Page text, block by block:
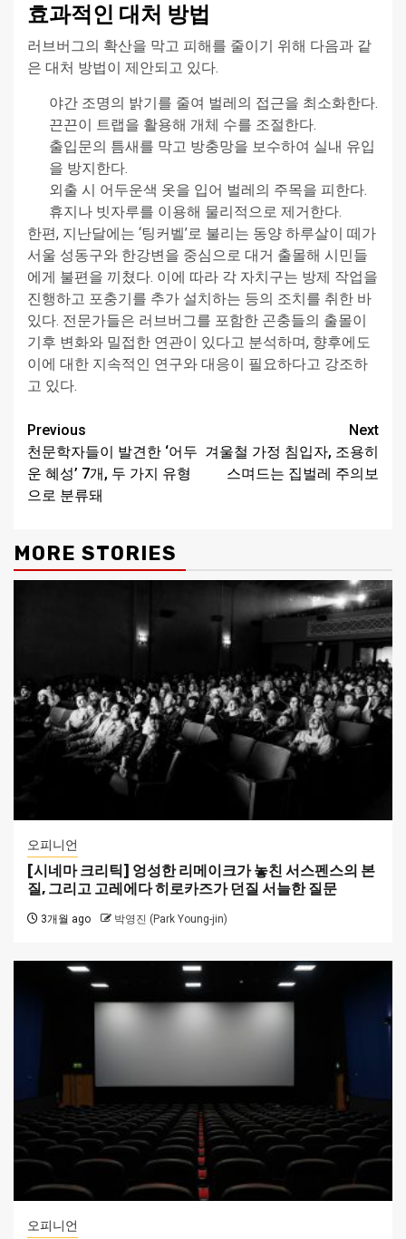
효과적인 대처 방법
러브버그의 확산을 막고 피해를 줄이기 위해 다음과 같
은 대처 방법이 제안되고 있다.
야간 조명의 밝기를 줄여 벌레의 접근을 최소화한다.
끈끈이 트랩을 활용해 개체 수를 조절한다.
출입문의 틈새를 막고 방충망을 보수하여 실내 유입
을 방지한다.
외출 시 어두운색 옷을 입어 벌레의 주목을 피한다.
휴지나 빗자루를 이용해 물리적으로 제거한다.
한편, 지난달에는 ‘팅커벨’로 불리는 동양 하루살이 떼가
서울 성동구와 한강변을 중심으로 대거 출몰해 시민들
에게 불편을 끼쳤다. 이에 따라 각 자치구는 방제 작업을
진행하고 포충기를 추가 설치하는 등의 조치를 취한 바
있다. 전문가들은 러브버그를 포함한 곤충들의 출몰이
기후 변화와 밀접한 연관이 있다고 분석하며, 향후에도
이에 대한 지속적인 연구와 대응이 필요하다고 강조하
고 있다.
Continue
Reading
Previous
천문학자들이 발견한 ‘어두
운 혜성’ 7개, 두 가지 유형
으로 분류돼
Next
겨울철 가정 침입자, 조용히
스며드는 집벌레 주의보
MORE STORIES
오피니언
[시네마 크리틱] 엉성한 리메이크가 놓친 서스펜스의 본
질, 그리고 고레에다 히로카즈가 던질 서늘한 질문
3개월 ago 박영진 (Park Young-jin)
오피니언